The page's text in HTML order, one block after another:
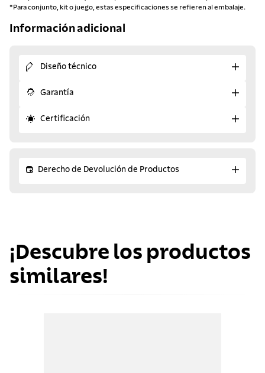
*Para conjunto, kit o juego, estas especificaciones se refieren al embalaje.
Información adicional
Diseño técnico
Garantía
Certificación
Derecho de Devolución de Productos
¡Descubre los productos
similares!